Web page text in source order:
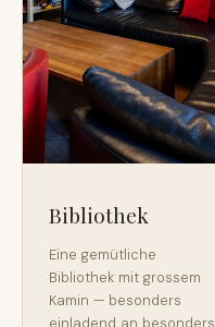
Bibliothek
Eine gemütliche
Bibliothek mit grossem
Kamin — besonders
einladend an besonders